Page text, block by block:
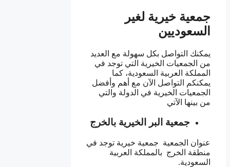
جمعية خيرية لغير
السعوديين
يمكنك التواصل بكل سهولة مع العديد
من الجمعيات الخيرية التي توجد في
المملكة العربية السعودية، كما
يمكنكم التواصل الآن مع أهم وأفضل
الجمعيات الخيرية في الدولة والتي
من بينها الآتي
جمعية البر الخيرية بالخرج
عنوان الجمعية جمعية خيرية توجد في
منطقة الخرج بالمملكة العربية
السعودية.